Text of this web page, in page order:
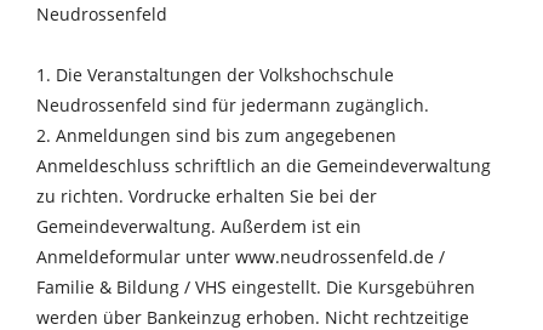
Neudrossenfeld
1. Die Veranstaltungen der Volkshochschule
Neudrossenfeld sind für jedermann zugänglich.
2. Anmeldungen sind bis zum angegebenen
Anmeldeschluss schriftlich an die Gemeindeverwaltung
zu richten. Vordrucke erhalten Sie bei der
Gemeindeverwaltung. Außerdem ist ein
Anmeldeformular unter www.neudrossenfeld.de /
Familie & Bildung / VHS eingestellt. Die Kursgebühren
werden über Bankeinzug erhoben. Nicht rechtzeitige